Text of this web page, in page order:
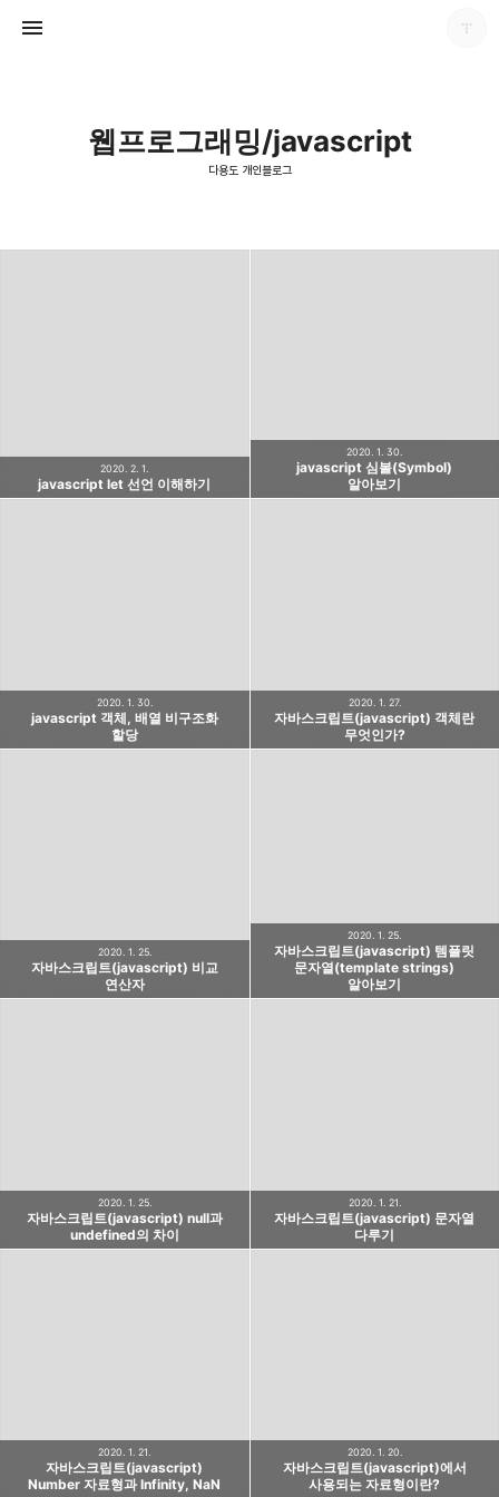
웹프로그래밍/javascript
다용도 개인블로그
javascript let 선언 이해하기
2020. 2. 1.
javascript 심볼(Symbol)
알아보기
2020. 1. 30.
javascript 객체, 배열 비구조화
할당
2020. 1. 30.
자바스크립트(javascript) 객체란
무엇인가?
2020. 1. 27.
자바스크립트(javascript) 비교
연산자
2020. 1. 25.
자바스크립트(javascript) 템플릿
문자열(template strings)
알아보기
2020. 1. 25.
자바스크립트(javascript) null과
undefined의 차이
2020. 1. 25.
자바스크립트(javascript) 문자열
다루기
2020. 1. 21.
자바스크립트(javascript)
Number 자료형과 Infinity, NaN
2020. 1. 21.
자바스크립트(javascript)에서
사용되는 자료형이란?
2020. 1. 20.
다용도 개인블로그